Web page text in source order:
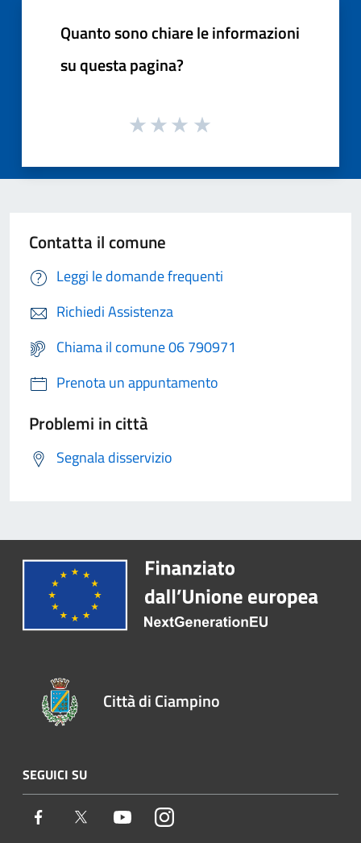
Quanto sono chiare le informazioni
su questa pagina?
Contatta il comune
Leggi le domande frequenti
Richiedi Assistenza
Chiama il comune 06 790971
Prenota un appuntamento
Problemi in città
Segnala disservizio
Città di Ciampino
SEGUICI SU
Facebook Twitter YoutubeInstagram